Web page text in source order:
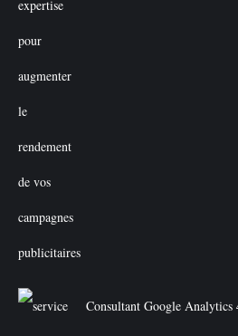
Consultant Google Analytics